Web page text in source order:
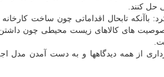
حل کنند.
بر اصل ۴۴ قانون اساسی اضافه کرد: باآنکه تابحال اقداماتی چون
های کالاهای زیست محیطی چون
از همه دیدگاهها و به دست آمدن مدل